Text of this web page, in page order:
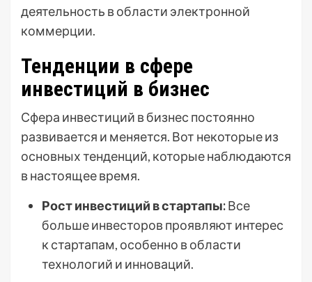
деятельность в области электронной
коммерции.
Тенденции в сфере
инвестиций в бизнес
Сфера инвестиций в бизнес постоянно
развивается и меняется. Вот некоторые из
основных тенденций, которые наблюдаются
в настоящее время.
Рост инвестиций в стартапы:Все
больше инвесторов проявляют интерес
к стартапам, особенно в области
технологий и инноваций.